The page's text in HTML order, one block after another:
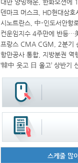
컨운임지수 4주만에 반등…
프랑스 CMA CGM, 2분기
항만공사 통합, 지방분권 역
‘韓中 웃고 日 울고’ 상반기
스케줄 많